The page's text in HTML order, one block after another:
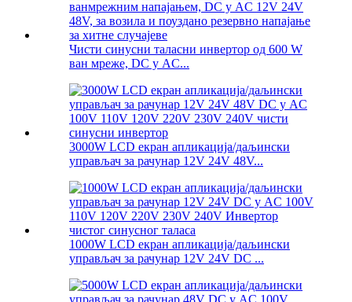
Чисти синусни таласни инвертор од 600 W
ван мреже, DC у AC...
3000W LCD екран апликација/даљински
управљач за рачунар 12V 24V 48V...
1000W LCD екран апликација/даљински
управљач за рачунар 12V 24V DC ...